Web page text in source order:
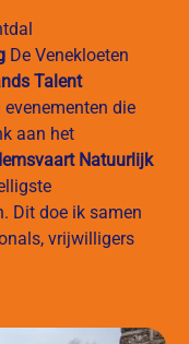
De Venekloeten
Talent
die
aan het
Natuurlijk
Dit doe ik samen
vrijwilligers